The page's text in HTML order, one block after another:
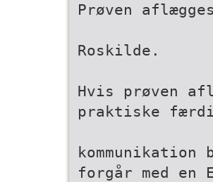
Prøven
Roskilde.
Hvis prøven
praktiske
kommunikation
forgår med en